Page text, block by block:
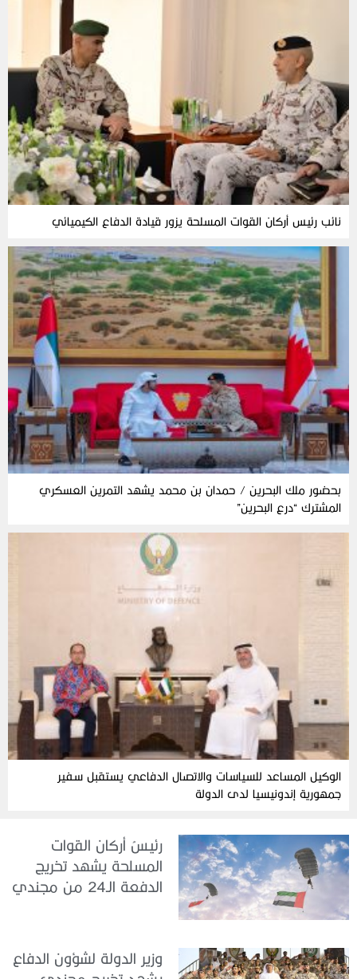
نائب رئيس أركان القوات المسلحة يزور قيادة الدفاع الكيميائي
بحضور ملك البحرين / حمدان بن محمد يشهد التمرين العسكري
المشترك “درع البحرين”
الوكيل المساعد للسياسات والاتصال الدفاعي يستقبل سفير
جمهورية إندونيسيا لدى الدولة
رئيسُ أركان القوات
المسلحة يشهد تخريج
الدفعة الـ24 من مجندي
وزير الدولة لشؤون الدفاع